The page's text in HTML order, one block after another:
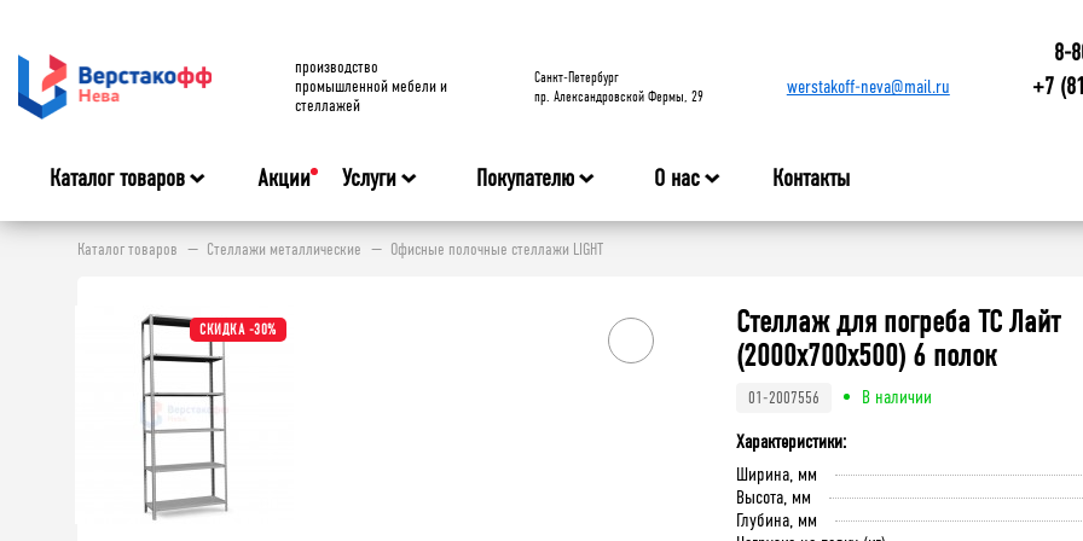
производство
промышленной мебели и
стеллажей
Cанкт-Петербург
пр. Александровской Фермы, 29
werstakoff-neva@mail.ru
8-
+7
Каталог товаров Акции Услуги Покупателю О нас Контакты
Каталог товаров Стеллажи металлические Офисные полочные стеллажи LIGHT
СКИДКА -30%
Стеллаж для погреба ТС Лайт
(2000x700x500) 6 полок
01-2007556
В наличии
Характеристики:
Ширина, мм
Высота, мм
Глубина, мм